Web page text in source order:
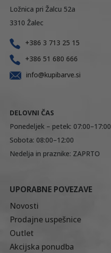
Ložnica pri Žalcu 52a
3310 Žalec
+386 3 713 25 15
+386 51 680 666
info@kupibarve.si
DELOVNI ČAS
Ponedeljek – petek: 07:00–17:00
Sobota: 08:00–12:00
Nedelja in praznike: ZAPRTO
UPORABNE POVEZAVE
Novosti
Prodajne uspešnice
Outlet
Akcijska ponudba